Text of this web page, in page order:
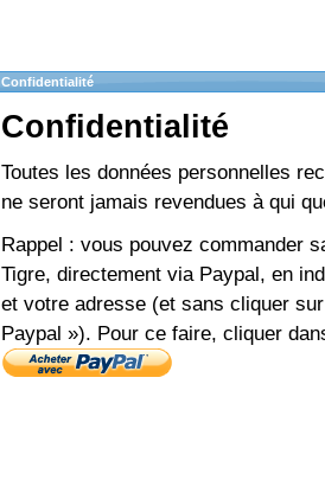
Confidentialité
Confidentialité
Toutes les données personnelles
ne seront jamais revendues à qui
Rappel : vous pouvez commander
Tigre, directement via Paypal, en
et votre adresse (et sans cliquer
Paypal »). Pour ce faire, cliquer